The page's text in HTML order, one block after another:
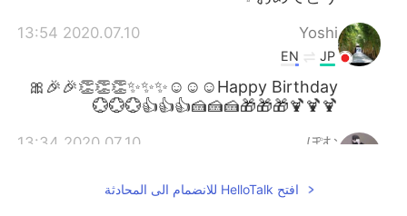
Yoshi
2020.07.10 13:54
JP
EN
Happy Birthday☺☺☺✨✨✨👏👏👏🎉🎉🎀
🍹🍹🍹🎁🎁🎁🍰🍰🍰👍👍👍💮💮💮
ぽむ
2020.07.10 13:34
おめでとうございます！
افتح HelloTalk للانضمام الى المحادثة